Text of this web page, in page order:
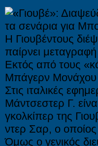
Η Γιουβέντους
παίρνει
Εκτός από τους
Μπάγερν Μονάχου
Στις ιταλικές
Μάντσεστερ Γ.
γκολκίπερ της
ντερ Σαρ, ο
Όμως ο γενικός